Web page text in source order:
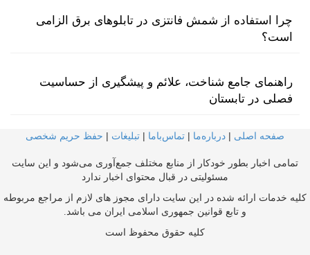
چرا استفاده از شمش فانتزی در تابلوهای برق الزامی
است؟
راهنمای جامع شناخت، علائم و پیشگیری از حساسیت
فصلی در تابستان
صفحه اصلی | درباره‌ما | تماس‌با‌ما | تبلیغات | حفظ حریم شخصی
تمامی اخبار بطور خودکار از منابع مختلف جمع‌آوری می‌شود و این سایت
مسئولیتی در قبال محتوای اخبار ندارد
کلیه خدمات ارائه شده در این سایت دارای مجوز های لازم از مراجع مربوطه
و تابع قوانین جمهوری اسلامی ایران می باشد.
کلیه حقوق محفوظ است